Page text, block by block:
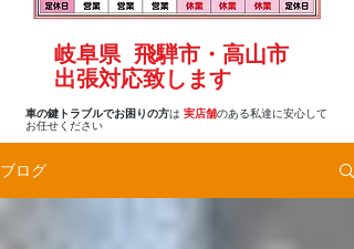
車の鍵トラブルでお困りの方は 実店舗のある私達に安心して
お任せください
岐阜県 飛騨市・高山市
出張対応致します
ブログ